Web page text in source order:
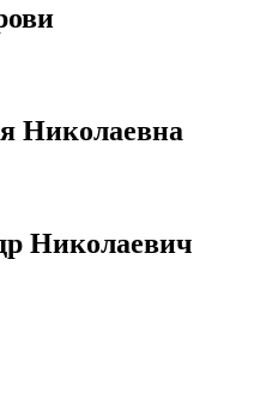
Николаевна
Николаевич